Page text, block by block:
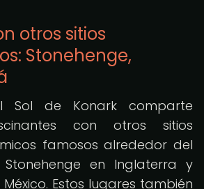
otros sitios
Stonehenge,
Sol de Konark comparte
con otros sitios
famosos alrededor del
en Inglaterra y
Estos lugares también